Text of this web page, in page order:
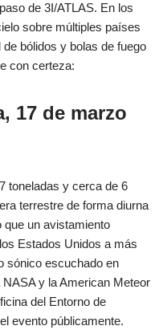
de 3I/ATLAS. En los
sobre múltiples países
bólidos y bolas de fuego
con certeza:
17 de marzo
toneladas y cerca de 6
terrestre de forma diurna
un avistamiento
Estados Unidos a más
sónico escuchado en
y la American Meteor
del Entorno de
evento públicamente.